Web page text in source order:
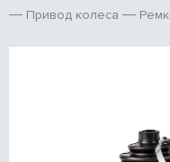
Привод колеса